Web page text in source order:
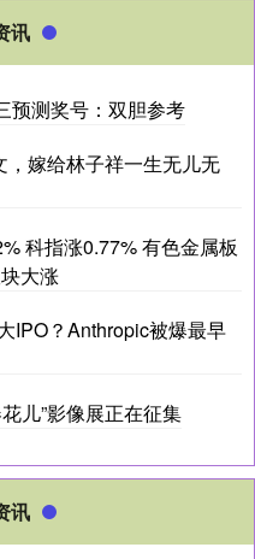
讯
预测奖号：双胆参考
，嫁给林子祥一生无儿无
科指涨0.77% 有色金属板
大涨
IPO？Anthropic被爆最早
儿”影像展正在征集
讯